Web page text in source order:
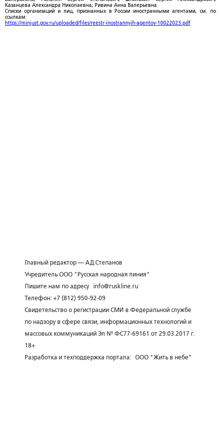
Казанцева Александра Николаевна; Ривина Анна Валерьевна
Списки организаций и лиц, признанных в России иностранными агентами, см. по
ссылкам:
https://minjust.gov.ru/uploaded/files/reestr-inostrannyih-agentov-10022023.pdf
Главный редактор — А.Д.Степанов
Учредитель ООО "Русская народная линия"
Пишите нам по адресу
info@ruskline.ru
Телефон: +7 (812) 950-92-09
Свидетельство о регистрации СМИ в Федеральной службе
по надзору в сфере связи, информационных технологий и
массовых коммуникаций Эл № ФС77-69161 от 29.03.2017 г.
18+
Разработка и техподдержка портала: ООО "Жить в небе"